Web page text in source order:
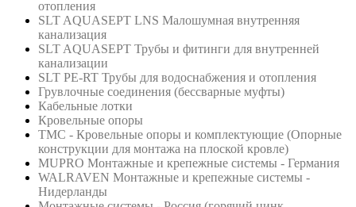
отопления
SLT AQUASEPT LNS Малошумная внутренняя
канализация
SLT AQUASEPT Трубы и фитинги для внутренней
канализации
SLT PE-RT Трубы для водоснабжения и отопления
Грувлочные соединения (бессварные муфты)
Кабельные лотки
Кровельные опоры
ТМС - Кровельные опоры и комплектующие (Опорные
конструкции для монтажа на плоской кровле)
MUPRO Монтажные и крепежные системы - Германия
WALRAVEN Монтажные и крепежные системы -
Нидерланды